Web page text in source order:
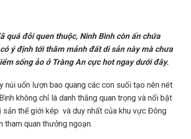
quá đỗi quen thuộc, Ninh Bình còn ấn chứa
ý định tới thăm mảnh đất di sản này mà chưa
sống ảo ở Tràng An cực hot ngay dưới đây.
núi uốn lượn bao quang các con suối tạo nên nét
không chỉ là danh thắng quan trọng và nổi bật
sản thế giới kép và duy nhất của khu vực Đông
tham quan thưởng ngoạn.